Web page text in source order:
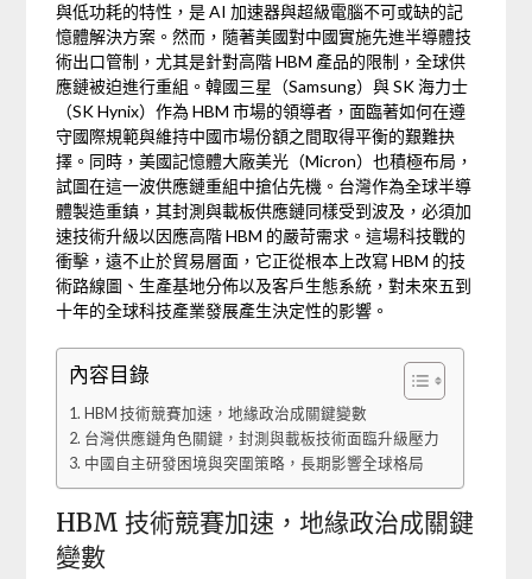
與低功耗的特性，是 AI 加速器與超級電腦不可或缺的記
憶體解決方案。然而，隨著美國對中國實施先進半導體技
術出口管制，尤其是針對高階 HBM 產品的限制，全球供
應鏈被迫進行重組。韓國三星（Samsung）與 SK 海力士
（SK Hynix）作為 HBM 市場的領導者，面臨著如何在遵
守國際規範與維持中國市場份額之間取得平衡的艱難抉
擇。同時，美國記憶體大廠美光（Micron）也積極布局，
試圖在這一波供應鏈重組中搶佔先機。台灣作為全球半導
體製造重鎮，其封測與載板供應鏈同樣受到波及，必須加
速技術升級以因應高階 HBM 的嚴苛需求。這場科技戰的
衝擊，遠不止於貿易層面，它正從根本上改寫 HBM 的技
術路線圖、生產基地分佈以及客戶生態系統，對未來五到
十年的全球科技產業發展產生決定性的影響。
內容目錄
HBM 技術競賽加速，地緣政治成關鍵變數
台灣供應鏈角色關鍵，封測與載板技術面臨升級壓力
中國自主研發困境與突圍策略，長期影響全球格局
HBM 技術競賽加速，地緣政治成關鍵
變數